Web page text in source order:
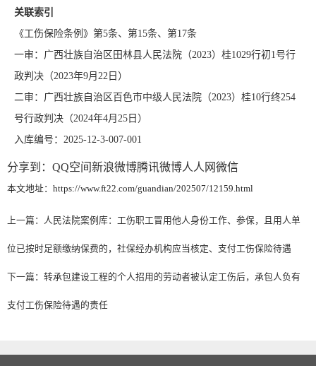
关联索引
《工伤保险条例》第5条、第15条、第17条
一审：广西壮族自治区田林县人民法院（2023）桂1029行初1号行
政判决（2023年9月22日）
二审：广西壮族自治区百色市中级人民法院（2023）桂10行终254
号行政判决（2024年4月25日）
入库编号：2025-12-3-007-001
分享到： QQ空间新浪微博腾讯微博人人网微信
本文地址：https://www.ft22.com/guandian/202507/12159.html
上一篇： 人民法院案例库：工伤职工冒用他人身份工作、参保，且用人单
位已按时足额缴纳保费的，社保经办机构应当核定、支付工伤保险待遇
下一篇： 转承包建设工程的个人招用的劳动者被认定工伤后，承包人负有
支付工伤保险待遇的责任